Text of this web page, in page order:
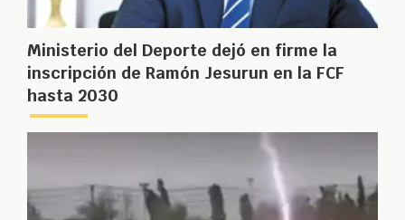
Ministerio del Deporte dejó en firme la
inscripción de Ramón Jesurun en la FCF
hasta 2030